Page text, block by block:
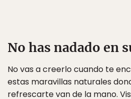
No has nadado en
No vas a creerlo cuando te
estas maravillas naturales
refrescarte van de la mano.